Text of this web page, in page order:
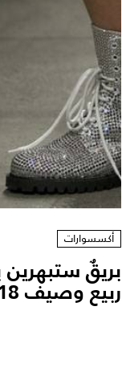
أكسسوارات
بريقٌ ستبهرين
ربيع وصيف 2018